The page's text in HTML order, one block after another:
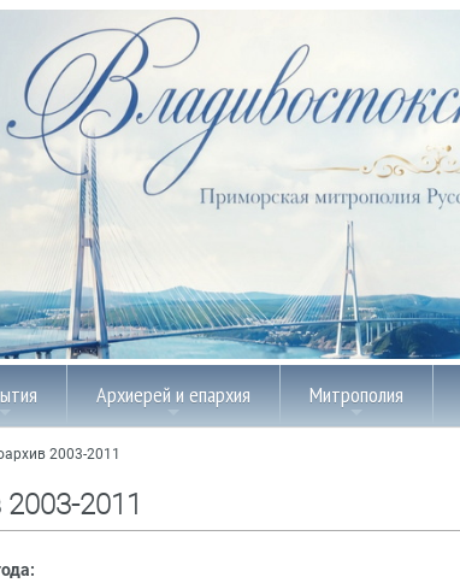
Архиерей и епархия Митрополия
2003-2011
2011